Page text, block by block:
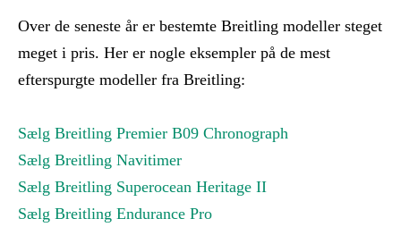
Over de seneste år er bestemte Breitling modeller steget
meget i pris. Her er nogle eksempler på de mest
efterspurgte modeller fra Breitling:
Sælg Breitling Premier B09 Chronograph
Sælg Breitling Navitimer
Sælg Breitling Superocean Heritage II
Sælg Breitling Endurance Pro